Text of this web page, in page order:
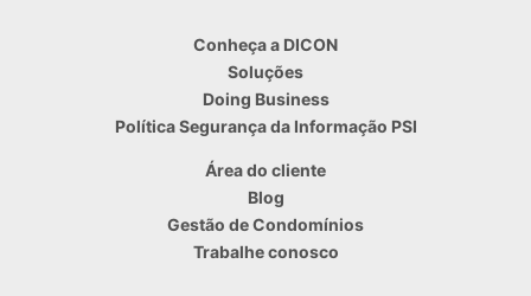
Conheça a DICON
Soluções
Doing Business
Política Segurança da Informação PSI
Área do cliente
Blog
Gestão de Condomínios
Trabalhe conosco